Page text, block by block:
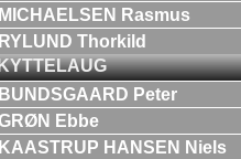
MICHAELSEN Rasmus
RYLUND Thorkild
BUNDSGAARD Peter
Ebbe
KAASTRUP HANSEN Niels